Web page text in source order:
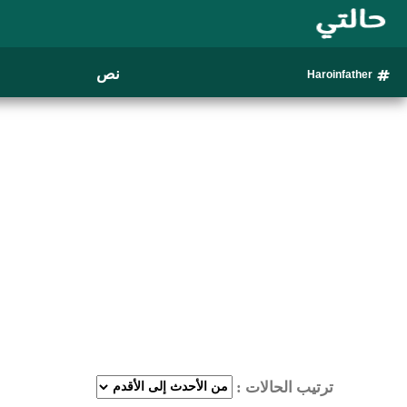
Haroinfather نص
ترتيب الحالات :